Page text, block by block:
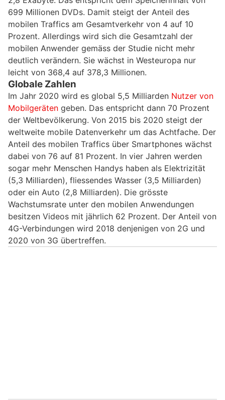
699 Millionen DVDs. Damit steigt der Anteil des
mobilen Traffics am Gesamtverkehr von 4 auf 10
Prozent. Allerdings wird sich die Gesamtzahl der
mobilen Anwender gemäss der Studie nicht mehr
deutlich verändern. Sie wächst in Westeuropa nur
leicht von 368,4 auf 378,3 Millionen.
Globale Zahlen
Im Jahr 2020 wird es global 5,5 Milliarden Nutzer von
Mobilgeräten geben. Das entspricht dann 70 Prozent
der Weltbevölkerung. Von 2015 bis 2020 steigt der
weltweite mobile Datenverkehr um das Achtfache. Der
Anteil des mobilen Traffics über Smartphones wächst
dabei von 76 auf 81 Prozent. In vier Jahren werden
sogar mehr Menschen Handys haben als Elektrizität
(5,3 Milliarden), fliessendes Wasser (3,5 Milliarden)
oder ein Auto (2,8 Milliarden). Die grösste
Wachstumsrate unter den mobilen Anwendungen
besitzen Videos mit jährlich 62 Prozent. Der Anteil von
4G-Verbindungen wird 2018 denjenigen von 2G und
2020 von 3G übertreffen.